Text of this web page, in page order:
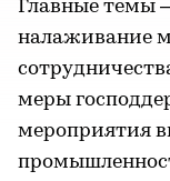
Главные темы
налаживание
меры
мероприятия